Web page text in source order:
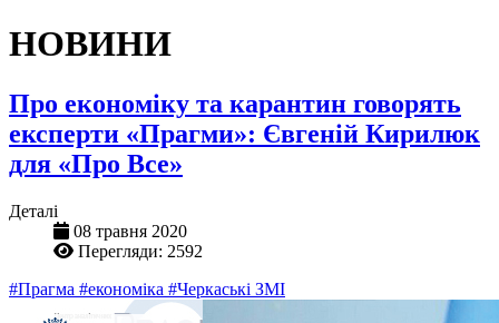
НОВИНИ
Про економіку та карантин говорять
експерти «Прагми»: Євгеній Кирилюк
для «Про Все»
Деталі
08 травня 2020
Перегляди: 2592
#Прагма #економіка #Черкаські ЗМІ